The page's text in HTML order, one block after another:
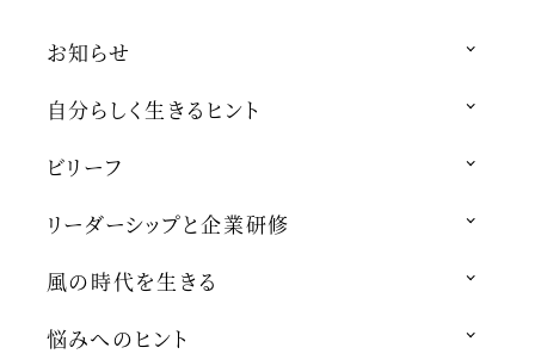
お知らせ
自分らしく生きるヒント
ビリーフ
リーダーシップと企業研修
風の時代を生きる
悩みへのヒント